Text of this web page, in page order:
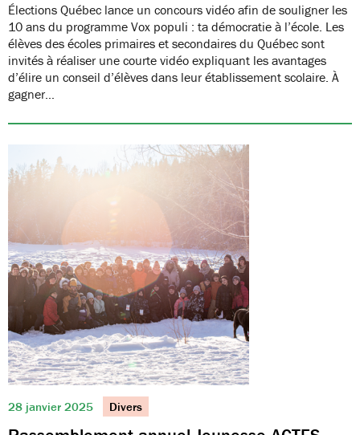
Élections Québec lance un concours vidéo afin de souligner les
10 ans du programme Vox populi : ta démocratie à l’école. Les
élèves des écoles primaires et secondaires du Québec sont
invités à réaliser une courte vidéo expliquant les avantages
d’élire un conseil d’élèves dans leur établissement scolaire. À
gagner…
28 janvier 2025 Divers